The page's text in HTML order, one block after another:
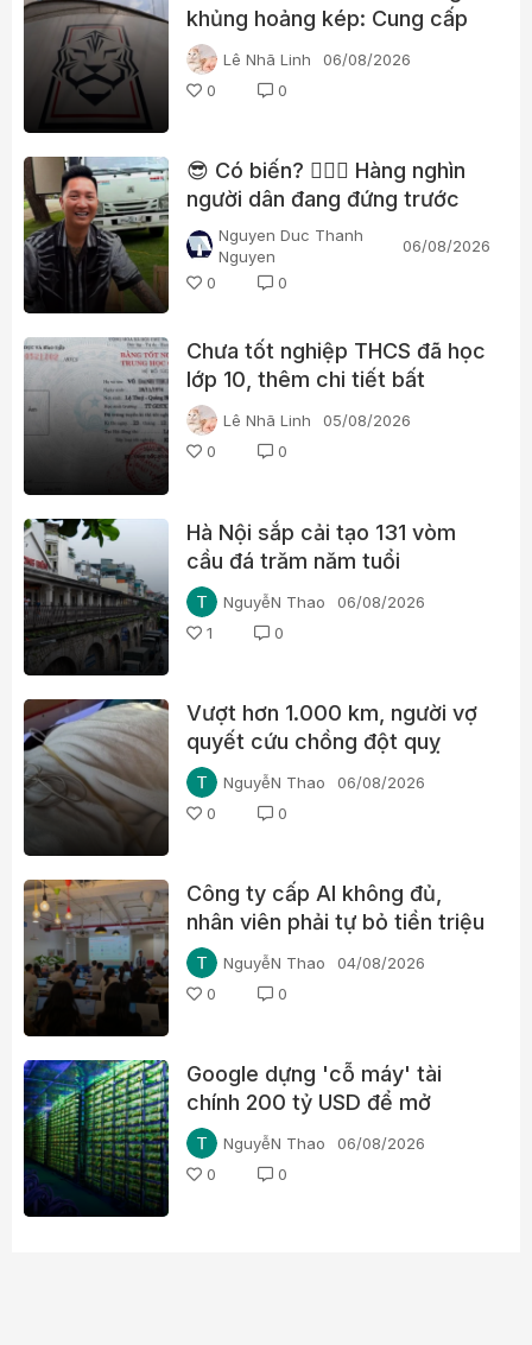
khủng hoảng kép: Cung cấp
gái gọi cho trọng tài, cảnh sát
đột kích trụ sở
Lê Nhã Linh
06/08/2026
0
0
😎 Có biến? 👮🏻‍♂️ Hàng nghìn
người dân đang đứng trước
nhà Huấn “hoa hồng”?
Nguyen Duc Thanh
Nguyen
06/08/2026
0
0
Chưa tốt nghiệp THCS đã học
lớp 10, thêm chi tiết bất
thường trong học bạ một lãnh
đạo xã ở Quảng Trị
Lê Nhã Linh
05/08/2026
0
0
Hà Nội sắp cải tạo 131 vòm
cầu đá trăm năm tuổi
NguyễN Thao
06/08/2026
1
0
Vượt hơn 1.000 km, người vợ
quyết cứu chồng đột quỵ
NguyễN Thao
06/08/2026
0
0
Công ty cấp AI không đủ,
nhân viên phải tự bỏ tiền triệu
mỗi tháng
NguyễN Thao
04/08/2026
0
0
Google dựng 'cỗ máy' tài
chính 200 tỷ USD để mở
đường cho chip AI, thách
thức Nvidia
NguyễN Thao
06/08/2026
0
0